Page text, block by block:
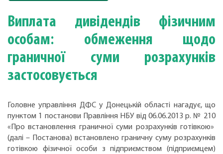
Виплата дивідендів фізичним
особам: обмеження щодо
граничної суми розрахунків
застосовується
Головне управління ДФС у Донецькій області нагадує, що
пунктом 1 постанови Правління НБУ від 06.06.2013 р. № 210
«Про встановлення граничної суми розрахунків готівкою»
(далі – Постанова) встановлено граничну суму розрахунків
готівкою фізичної особи з підприємством (підприємцем)